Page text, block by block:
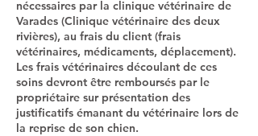
nécessaires par la clinique vétérinaire de
Varades (Clinique vétérinaire des deux
rivières), au frais du client (frais
vétérinaires, médicaments, déplacement).
Les frais vétérinaires découlant de ces
soins devront être remboursés par le
propriétaire sur présentation des
justificatifs émanant du vétérinaire lors de
la reprise de son chien.